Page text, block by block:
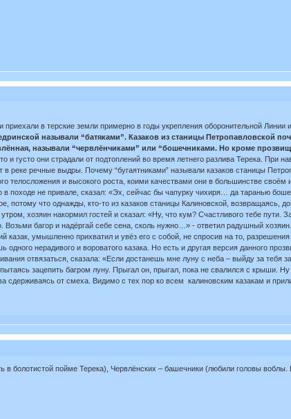
приехали в терские земли примерно в годы укрепления оборонительной Линии
называли “батяками”. Казаков из станицы Петропавловской
называли “червлёнчиками” или “бошечниками. Но кроме
и густо они страдали от подтоплений во время летнего разлива Терека. При
реке речные выдры. Почему “бугаятниками” называли казаков станицы
телосложения и высокого роста, коими качествами они в большинстве своём
в походе не привале, сказал: «Эх, сейчас бы чапурку чихиря… да таранью
потому что однажды, кто-то из казаков станицы Калиновской, возвращаясь,
хозяин накормил гостей и сказал: «Ну, что кум? Счастливого тебе пути.
багор и надёргай себе сена, сколь нужно…» - ответил радушный
умышленно прихватил и увёз его с собой, не спросив на то, разрешения
нерадивого и вороватого казака. Но есть и другая версия данного
отвязаться, сказала: «Если достанешь мне луну с неба – выйду за тебя
зацепить багром луну. Прыгал он, прыгал, пока не свалился с крыши.
от смеха. Видимо с тех пор ко всем калиновским казакам и
болотистой пойме Терека), Червлёнских – башечники (любили головы воблы.